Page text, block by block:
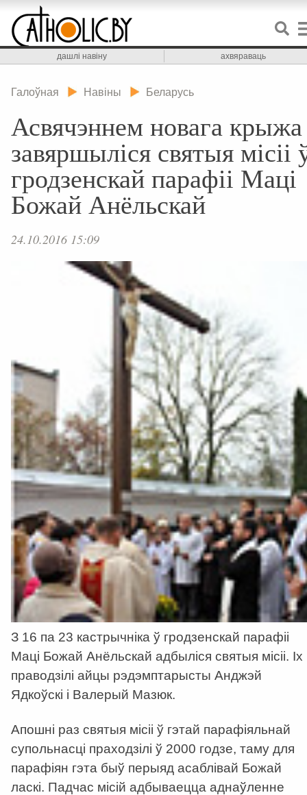
дашлі навіну ахвяраваць
Галоўная Навіны Беларусь
Асвячэннем новага крыжа
завяршыліся святыя місіі
гродзенскай парафіі Маці
Божай Анёльскай
24.10.2016 15:09
З 16 па 23 кастрычніка ў гродзенскай парафіі
Маці Божай Анёльскай адбыліся святыя місіі. Іх
праводзілі айцы рэдэмптарысты Анджэй
Ядкоўскі і Валерый Мазюк.
Апошні раз святыя місіі ў гэтай парафіяльнай
супольнасці праходзілі ў 2000 годзе, таму для
парафіян гэта быў перыяд асаблівай Божай
ласкі. Падчас місій адбываецца аднаўленне